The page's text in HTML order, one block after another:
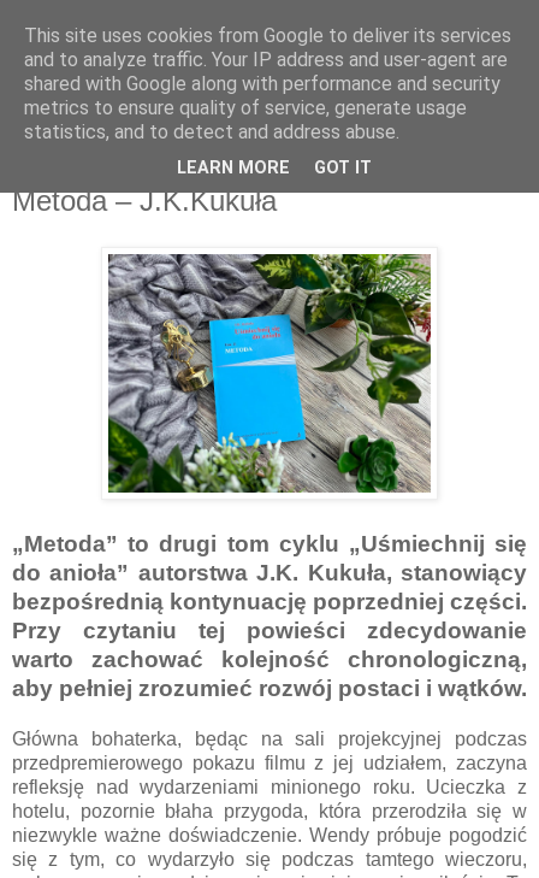
Recenzje na widelcu
Portal kulturalny - książki, recenzje, inspiracje, konkursy.
poniedziałek, 8 stycznia 2024
Metoda – J.K.Kukuła
„Metoda” to drugi tom cyklu „Uśmiechnij się
do anioła” autorstwa J.K. Kukuła, stanowiący
bezpośrednią kontynuację poprzedniej części.
Przy czytaniu tej powieści zdecydowanie
warto zachować kolejność chronologiczną,
aby pełniej zrozumieć rozwój postaci i wątków.
Główna bohaterka, będąc na sali projekcyjnej podczas
przedpremierowego pokazu filmu z jej udziałem, zaczyna
refleksję nad wydarzeniami minionego roku. Ucieczka z
hotelu, pozornie błaha przygoda, która przerodziła się w
niezwykle ważne doświadczenie. Wendy próbuje pogodzić
się z tym, co wydarzyło się podczas tamtego wieczoru,
This site uses cookies from Google to deliver its services
and to analyze traffic. Your IP address and user-agent are
shared with Google along with performance and security
metrics to ensure quality of service, generate usage
statistics, and to detect and address abuse.
LEARN MORE GOT IT